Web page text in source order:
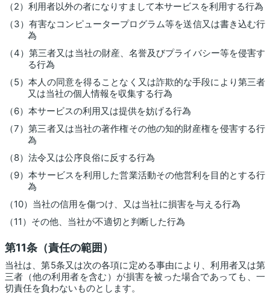
（2）利用者以外の者になりすまして本サービスを利用する行為
（3）有害なコンピュータープログラム等を送信又は書き込む行
為
（4）第三者又は当社の財産、名誉及びプライバシー等を侵害す
る行為
（5）本人の同意を得ることなく又は詐欺的な手段により第三者
又は当社の個人情報を収集する行為
（6）本サービスの利用又は提供を妨げる行為
（7）第三者又は当社の著作権その他の知的財産権を侵害する行
為
（8）法令又は公序良俗に反する行為
（9）本サービスを利用した営業活動その他営利を目的とする行
為
（10）当社の信用を傷つけ、又は当社に損害を与える行為
（11）その他、当社が不適切と判断した行為
第11条（責任の範囲）
当社は、第5条又は次の各項に定める事由により、利用者又は第
三者（他の利用者を含む）が損害を被った場合であっても、一
切責任を負わないものとします。